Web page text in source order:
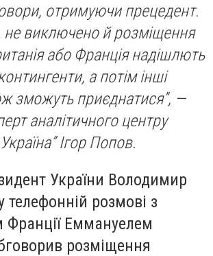
отримуючи прецедент.
не виключено й розміщення
або Франція надішлють
а потім інші
зможуть приєднатися”, —
аналітичного центру
Ігор Попов.
України Володимир
телефонній розмові з
Франції Еммануелем
розміщення